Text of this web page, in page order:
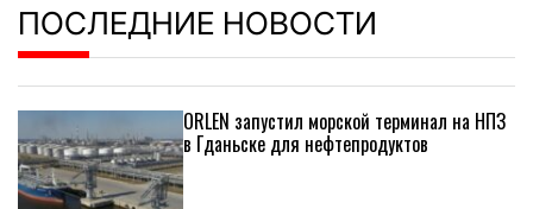
ПОСЛЕДНИЕ НОВОСТИ
ORLEN запустил морской терминал на НПЗ
в Гданьске для нефтепродуктов